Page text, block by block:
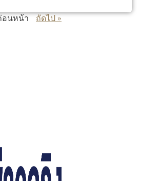
อนหน้า
ถัดไป »